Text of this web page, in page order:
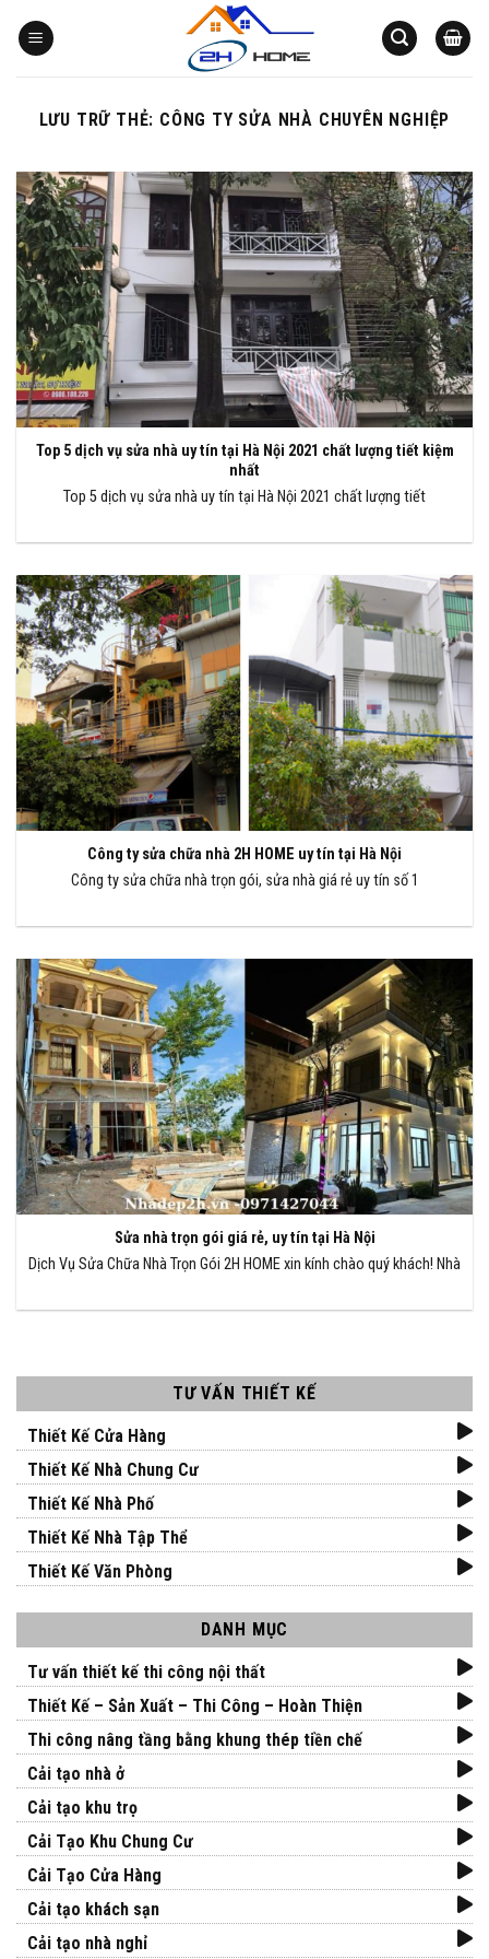
qua
LƯU TRỮ THẺ: CÔNG TY SỬA NHÀ CHUYÊN NGHIỆP
TƯ VẤN THIẾT KẾ
Thiết Kế Cửa Hàng
Thiết Kế Nhà Chung Cư
Thiết Kế Nhà Phố
Thiết Kế Nhà Tập Thể
Thiết Kế Văn Phòng
DANH MỤC
Tư vấn thiết kế thi công nội thất
Thiết Kế – Sản Xuất – Thi Công – Hoàn Thiện
Thi công nâng tầng bằng khung thép tiền chế
Cải tạo nhà ở
Cải tạo khu trọ
Cải Tạo Khu Chung Cư
Cải Tạo Cửa Hàng
Cải tạo khách sạn
Cải tạo nhà nghỉ
Top 5 dịch vụ sửa nhà uy tín tại Hà Nội 2021 chất lượng tiết kiệm
nhất
Top 5 dịch vụ sửa nhà uy tín tại Hà Nội 2021 chất lượng tiết
Công ty sửa chữa nhà 2H HOME uy tín tại Hà Nội
Công ty sửa chữa nhà trọn gói, sửa nhà giá rẻ uy tín số 1
Sửa nhà trọn gói giá rẻ, uy tín tại Hà Nội
Dịch Vụ Sửa Chữa Nhà Trọn Gói 2H HOME xin kính chào quý khách! Nhà